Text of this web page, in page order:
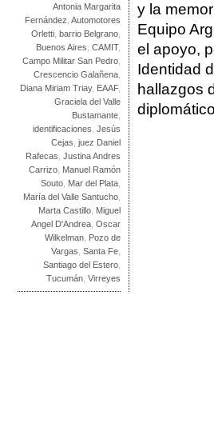
y la
Equipo
el apoyo,
Identidad
hallazgos
Antonia Margarita
Fernández, Automotores
Orletti, barrio Belgrano,
Buenos Aires, CAMIT,
Campo Militar San Pedro,
Crescencio Galañena,
Diana Miriam Triay, EAAF,
Graciela del Valle
Bustamante,
identificaciones, Jesús
Cejas, juez Daniel
Rafecas, Justina Andres
Carrizo, Manuel Ramón
Souto, Mar del Plata,
María del Valle Santucho,
Marta Castillo, Miguel
Angel D'Andrea, Oscar
Wilkelman, Pozo de
Vargas, Santa Fe,
Santiago del Estero,
Tucumán, Virreyes